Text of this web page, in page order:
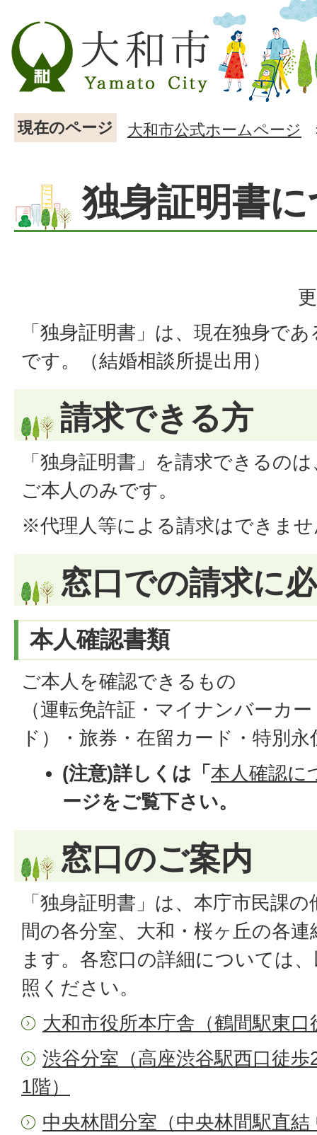
現在のページ 大和市公式ホームページ
独身証明書
「独身証明書」は、現在独身で
です。（結婚相談所提出用）
請求できる方
「独身証明書」を請求できるの
ご本人のみです。
※代理人等による請求はできま
窓口での請求に
本人確認書類
ご本人を確認できるもの
（運転免許証・マイナンバーカ
ド）・旅券・在留カード・特別
(注意)詳しくは「本人確認に
ージをご覧下さい。
窓口のご案内
「独身証明書」は、本庁市民課
間の各分室、大和・桜ヶ丘の各
ます。各窓口の詳細については
照ください。
大和市役所本庁舎（鶴間駅東口
渋谷分室（高座渋谷駅西口徒
1階）
中央林間分室（中央林間駅直